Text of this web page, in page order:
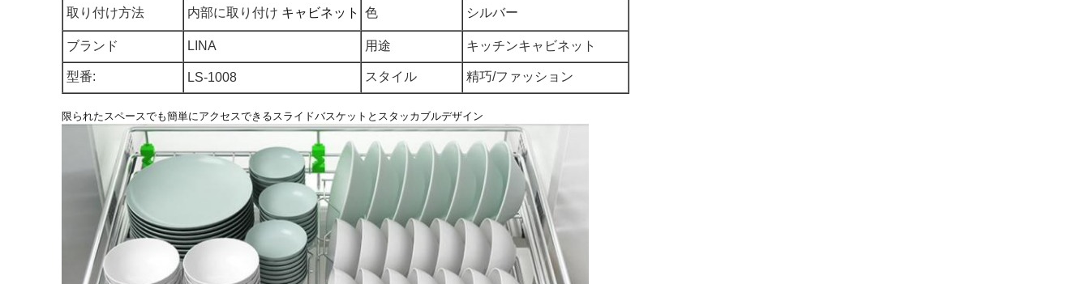
取り付け方法 内部に取り付け キャビネット 色 シルバー
ブランド LINA 用途 キッチンキャビネット
型番: LS-1008 スタイル 精巧/ファッション
限られたスペースでも簡単にアクセスできるスライドバスケットとスタッカブルデザイン